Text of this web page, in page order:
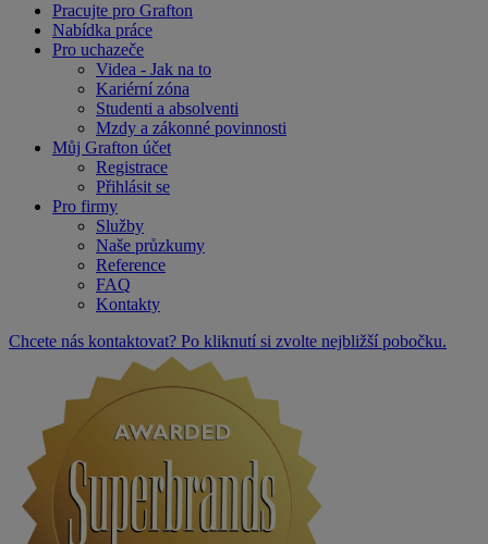
Pracujte pro Grafton
Nabídka práce
Pro uchazeče
Videa - Jak na to
Kariérní zóna
Studenti a absolventi
Mzdy a zákonné povinnosti
Můj Grafton účet
Registrace
Přihlásit se
Pro firmy
Služby
Naše průzkumy
Reference
FAQ
Kontakty
Chcete nás kontaktovat? Po kliknutí si zvolte nejbližší pobočku.